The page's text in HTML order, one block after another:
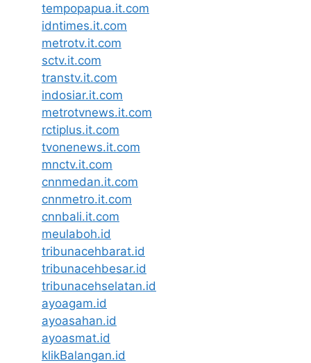
tempopapua.it.com
idntimes.it.com
metrotv.it.com
sctv.it.com
transtv.it.com
indosiar.it.com
metrotvnews.it.com
rctiplus.it.com
tvonenews.it.com
mnctv.it.com
cnnmedan.it.com
cnnmetro.it.com
cnnbali.it.com
meulaboh.id
tribunacehbarat.id
tribunacehbesar.id
tribunacehselatan.id
ayoagam.id
ayoasahan.id
ayoasmat.id
klikBalangan.id